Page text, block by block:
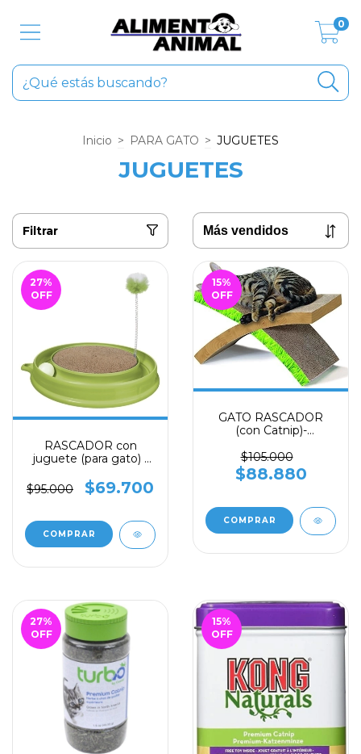
0
Inicio > PARA GATO > JUGUETES
JUGUETES
Filtrar
27%
OFF
RASCADOR con
juguete (para gato) -
$95.000
$69.700
15%
OFF
GATO RASCADOR
(con Catnip)-
LIFE HAMMOCK
$105.000
$88.880
27%
OFF
15%
OFF